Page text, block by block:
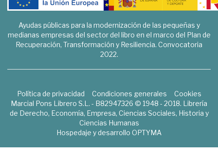
Ayudas públicas para la modernización de las pequeñas y
medianas empresas del sector del libro en el marco del Plan de
Recuperación, Transformación y Resiliencia. Convocatoria
2022.
Política de privacidad Condiciones generales
Cookies
Marcial Pons Librero S.L. - B82947326 © 1948 - 2018. Librería
de Derecho, Economía, Empresa, Ciencias Sociales, Historia y
Ciencias Humanas
Hospedaje y desarrollo OPTYMA